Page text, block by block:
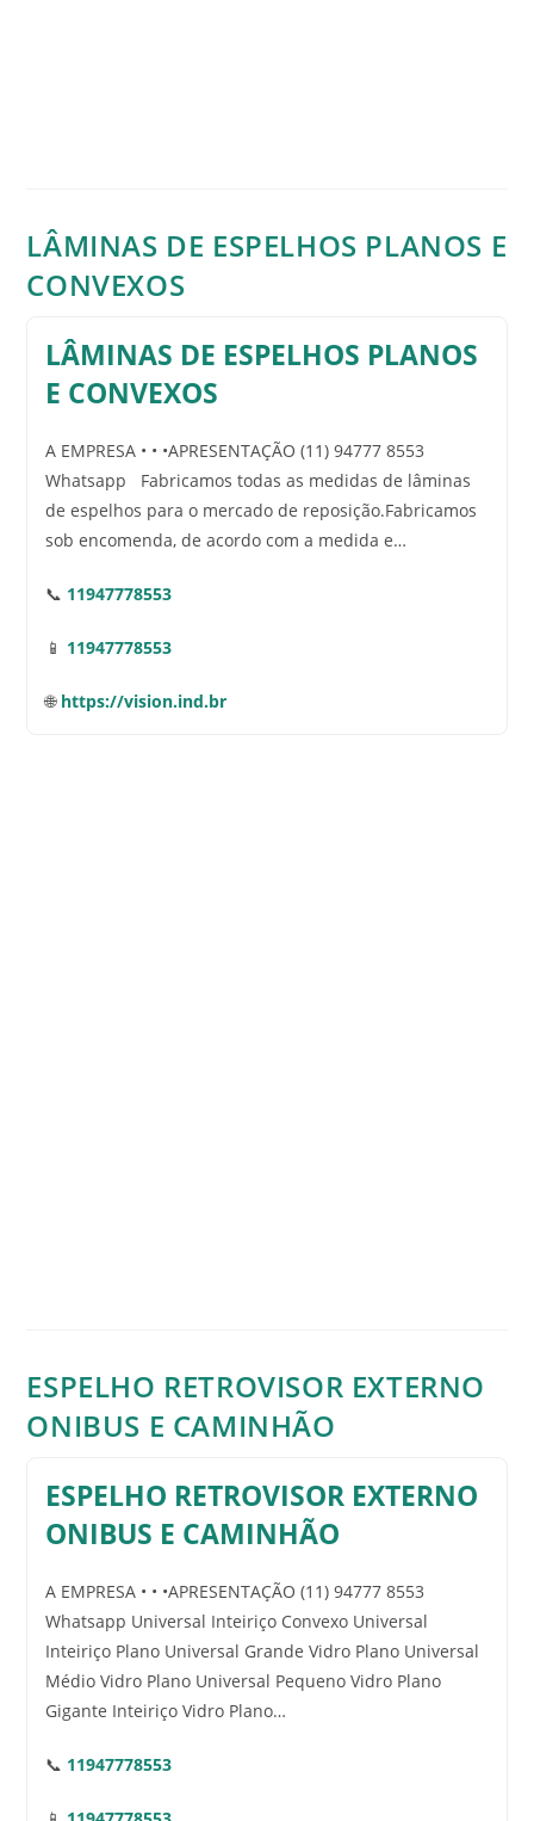
LÂMINAS DE ESPELHOS PLANOS E
CONVEXOS
LÂMINAS DE ESPELHOS PLANOS
E CONVEXOS
A EMPRESA • • •APRESENTAÇÃO (11) 94777 8553
Whatsapp Fabricamos todas as medidas de lâminas
de espelhos para o mercado de reposição.Fabricamos
sob encomenda, de acordo com a medida e…
📞 11947778553
📱 11947778553
🌐 https://vision.ind.br
ESPELHO RETROVISOR EXTERNO
ONIBUS E CAMINHÃO
ESPELHO RETROVISOR EXTERNO
ONIBUS E CAMINHÃO
A EMPRESA • • •APRESENTAÇÃO (11) 94777 8553
Whatsapp Universal Inteiriço Convexo Universal
Inteiriço Plano Universal Grande Vidro Plano Universal
Médio Vidro Plano Universal Pequeno Vidro Plano
Gigante Inteiriço Vidro Plano…
📞 11947778553